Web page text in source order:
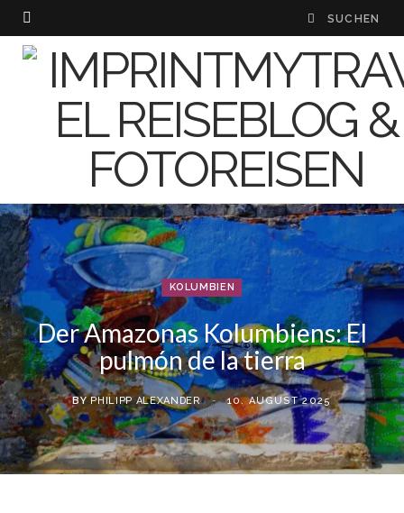
KOLUMBIEN
Der Amazonas Kolumbiens: El
pulmón de la tierra
BY PHILIPP ALEXANDER 10. AUGUST 2025